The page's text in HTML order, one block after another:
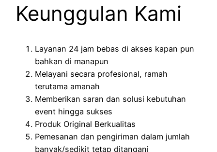
Keunggulan Kami
Layanan 24 jam bebas di akses kapan pun
bahkan di manapun
Melayani secara profesional, ramah
terutama amanah
Memberikan saran dan solusi kebutuhan
event hingga sukses
Produk Original Berkualitas
Pemesanan dan pengiriman dalam jumlah
banyak/sedikit tetap ditangani